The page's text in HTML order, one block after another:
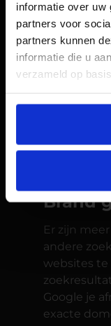
informatie over uw
partners voor
partners kunnen
informatie die u
verzameld op
werden.
herhaald,
churn and
Google
heen
Black Hat
devaluatie
houdt
Brand
Er zijn
andere
websites
Google je
exacte